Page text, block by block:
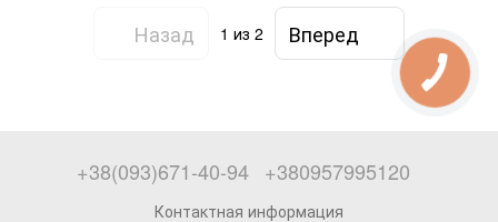
Назад 1 из 2 Вперед
+38(093)671-40-94 +380957995120
Контактная информация